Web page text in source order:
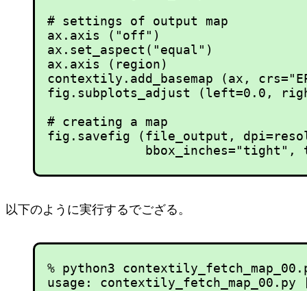
# settings of output map
ax.axis ("off")
ax.set_aspect("equal")
ax.axis (region)
contextily.add_basemap (ax,
fig.subplots_adjust (left=0.0,
# creating a map
fig.savefig (file_output,
以下のように実行するでござる。
% python3
usage: contextily_fetch_map_00.py